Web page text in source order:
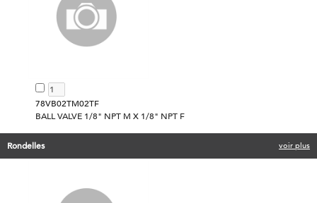
78VB02TM02TF
BALL VALVE 1/8" NPT M X 1/8" NPT F
Rondelles voir plus